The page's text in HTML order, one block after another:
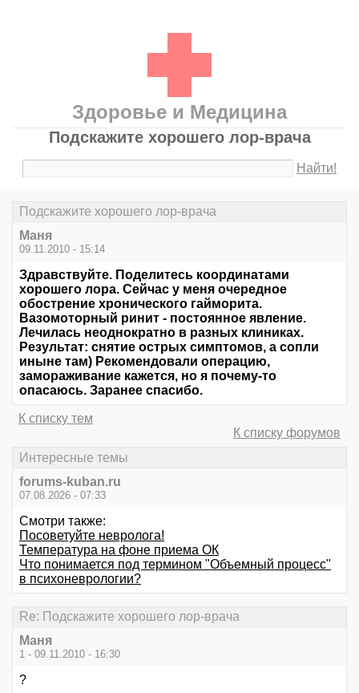
Здоровье и Медицина
Подскажите хорошего лор-врача
Найти!
Подскажите хорошего лор-врача
Маня
09.11.2010 - 15:14
Здравствуйте. Поделитесь координатами
хорошего лора. Сейчас у меня очередное
обострение хронического гайморита.
Вазомоторный ринит - постоянное явление.
Лечилась неоднократно в разных клиниках.
Результат: снятие острых симптомов, а сопли
иныне там) Рекомендовали операцию,
замораживание кажется, но я почему-то
опасаюсь. Заранее спасибо.
К списку тем
К списку форумов
Интересные темы
forums-kuban.ru
07.08.2026 - 07:33
Смотри также:
Посоветуйте невролога!
Температура на фоне приема ОК
Что понимается под термином "Объемный процесс"
в психоневрологии?
Re: Подскажите хорошего лор-врача
Маня
1 - 09.11.2010 - 16:30
?